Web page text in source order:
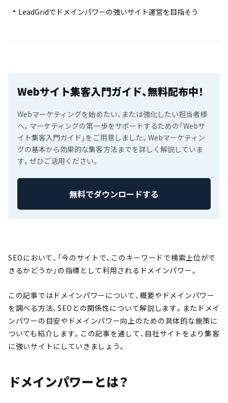
LeadGridでドメインパワーの強いサイト運営を目指そう
Webサイト集客入門ガイド、無料配布中！
Webマーケティングを始めたい、または強化したい担当者様
へ。マーケティングの第一歩をサポートするための「Webサ
イト集客入門ガイド」をご用意しました。Webマーケティン
グの基本から効果的な集客方法までを詳しく解説していま
す。ぜひご活用ください。
無料でダウンロードする
SEOにおいて、「今のサイトで、このキーワードで検索上位がで
きるかどうか」の指標として利用されるドメインパワー。
この記事ではドメインパワーについて、概要やドメインパワー
を調べる方法、SEOとの関係性について解説します。またドメイ
ンパワーの目安やドメインパワー向上のための具体的な施策に
ついても紹介します。この記事を通して、自社サイトをより集客
に強いサイトにしていきましょう。
ドメインパワーとは？